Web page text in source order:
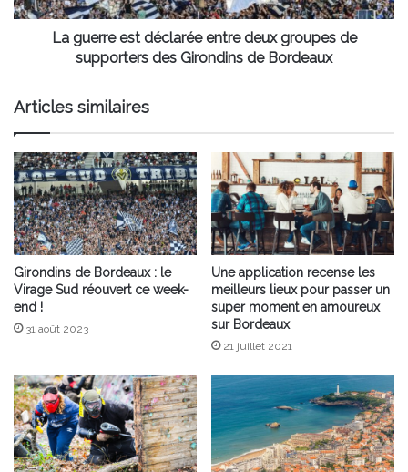
supporters
La guerre est déclarée entre deux groupes de
supporters des Girondins de Bordeaux
Articles similaires
Girondins de Bordeaux : le
Virage Sud réouvert ce week-
end !
31 août 2023
Une application recense les
meilleurs lieux pour passer un
super moment en amoureux
sur Bordeaux
21 juillet 2021